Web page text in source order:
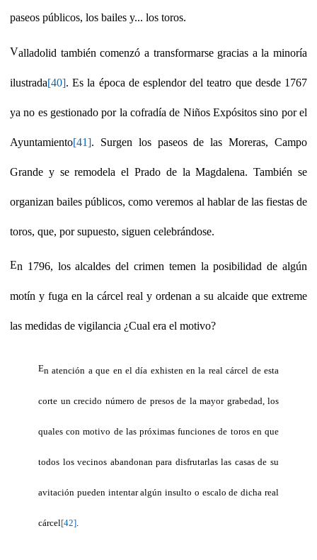
paseos públicos, los bailes y... los toros.
Valladolid también comenzó a transformarse gracias a la minoría
ilustrada[40]. Es la época de esplendor del teatro que desde 1767
ya no es gestionado por la cofradía de Niños Expósitos sino por el
Ayuntamiento[41]. Surgen los paseos de las Moreras, Campo
Grande y se remodela el Prado de la Magdalena. También se
organizan bailes públicos, como veremos al hablar de las fiestas de
toros, que, por supuesto, siguen celebrándose.
En 1796, los alcaldes del crimen temen la posibilidad de algún
motín y fuga en la cárcel real y ordenan a su alcaide que extreme
las medidas de vigilancia ¿Cual era el motivo?
En atención a que en el día exhisten en la real cárcel de esta
corte un crecido número de presos de la mayor grabedad, los
quales con motivo de las próximas funciones de toros en que
todos los vecinos abandonan para disfrutarlas las casas de su
avitación pueden intentar algún insulto o escalo de dicha real
cárcel[42].